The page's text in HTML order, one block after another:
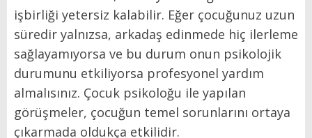
işbirliği yetersiz kalabilir. Eğer çocuğunuz uzun
süredir yalnızsa, arkadaş edinmede hiç ilerleme
sağlayamıyorsa ve bu durum onun psikolojik
durumunu etkiliyorsa profesyonel yardım
almalısınız. Çocuk psikoloğu ile yapılan
görüşmeler, çocuğun temel sorunlarını ortaya
çıkarmada oldukça etkilidir.